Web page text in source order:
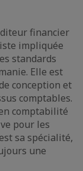
financier
impliquée
standards
Elle est
conception et
comptables.
comptabilité
pour les
sa spécialité,
une